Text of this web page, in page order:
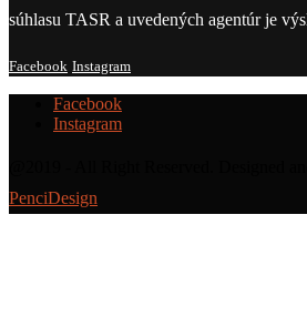
súhlasu TASR a uvedených agentúr je
Facebook Instagram
Facebook
Instagram
PenciDesign